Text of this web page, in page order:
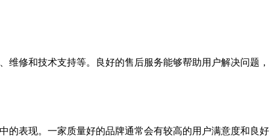
修和技术支持等。良好的售后服务能够帮助用户解决问题，
的表现。一家质量好的品牌通常会有较高的用户满意度和良好